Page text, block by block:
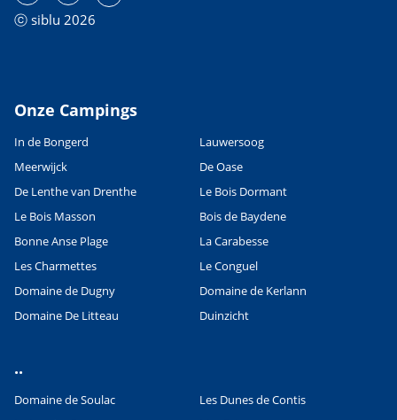
ⓒ siblu 2026
Onze Campings
In de Bongerd
Lauwersoog
Meerwijck
De Oase
De Lenthe van Drenthe
Le Bois Dormant
Le Bois Masson
Bois de Baydene
Bonne Anse Plage
La Carabesse
Les Charmettes
Le Conguel
Domaine de Dugny
Domaine de Kerlann
Domaine De Litteau
Duinzicht
..
Domaine de Soulac
Les Dunes de Contis